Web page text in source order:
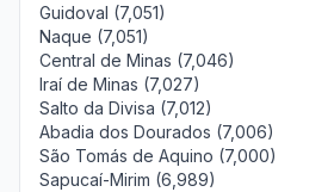
Guidoval (7,051)
Naque (7,051)
Central de Minas (7,046)
Iraí de Minas (7,027)
Salto da Divisa (7,012)
Abadia dos Dourados (7,006)
São Tomás de Aquino (7,000)
Sapucaí-Mirim (6,989)